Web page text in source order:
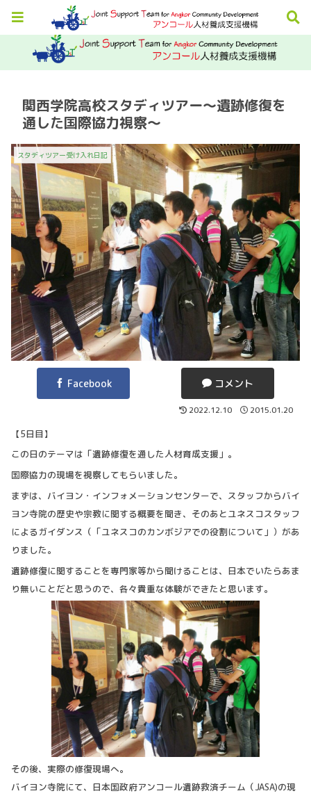
関西学院高校スタディツアー～遺跡修復を
通した国際協力視察～
スタディツアー受け入れ日記
Facebook コメント
2022.12.10 2015.01.20
【5日目】
この日のテーマは「遺跡修復を通した人材育成支援」。
国際協力の現場を視察してもらいました。
まずは、バイヨン・インフォメーションセンターで、スタッフからバイ
ヨン寺院の歴史や宗教に関する概要を聞き、そのあとユネスコスタッフ
によるガイダンス（「ユネスコのカンボジアでの役割について」）があ
りました。
遺跡修復に関することを専門家等から聞けることは、日本でいたらあま
り無いことだと思うので、各々貴重な体験ができたと思います。
その後、実際の修復現場へ。
バイヨン寺院にて、日本国政府アンコール遺跡救済チーム（JASA)の現